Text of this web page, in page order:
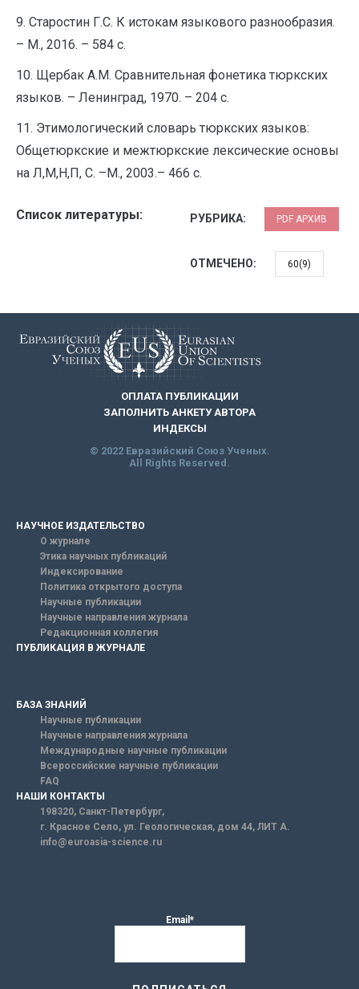
9. Старостин Г.С. К истокам языкового разнообразия.
– М., 2016. – 584 с.
10. Щербак А.М. Сравнительная фонетика тюркских
языков. – Ленинград, 1970. – 204 с.
11. Этимологический словарь тюркских языков:
Общетюркские и межтюркские лексические основы
на Л,М,Н,П, С. –М., 2003.– 466 с.
Список литературы: РУБРИКА: PDF АРХИВ
ОТМЕЧЕНО: 60(9)
ОПЛАТА ПУБЛИКАЦИИ
ЗАПОЛНИТЬ АНКЕТУ АВТОРА
ИНДЕКСЫ
© 2022 Евразийский Союз Ученых.
All Rights Reserved.
НАУЧНОЕ ИЗДАТЕЛЬСТВО
О журнале
Этика научных публикаций
Индексирование
Политика открытого доступа
Научные публикации
Научные направления журнала
Редакционная коллегия
ПУБЛИКАЦИЯ В ЖУРНАЛЕ
БАЗА ЗНАНИЙ
Научные публикации
Научные направления журнала
Международные научные публикации
Всероссийские научные публикации
FAQ
НАШИ КОНТАКТЫ
198320, Санкт-Петербург,
г. Красное Село, ул. Геологическая, дом 44, ЛИТ А.
info@euroasia-science.ru
Email*